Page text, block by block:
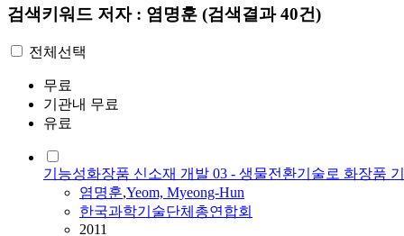
검색키워드 저자 : 염명훈 (검색결과 40건)
전체선택
무료
기관내 무료
유료
기능성화장품 신소재 개발 03 - 생물전환기술로 화장품
염명훈,Yeom, Myeong-Hun
한국과학기술단체총연합회
2011